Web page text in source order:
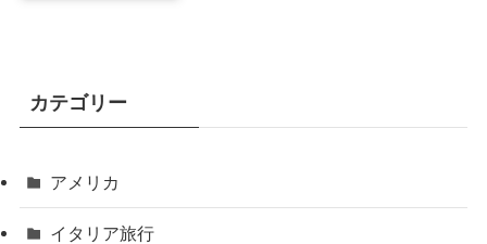
カテゴリー
アメリカ
イタリア旅行